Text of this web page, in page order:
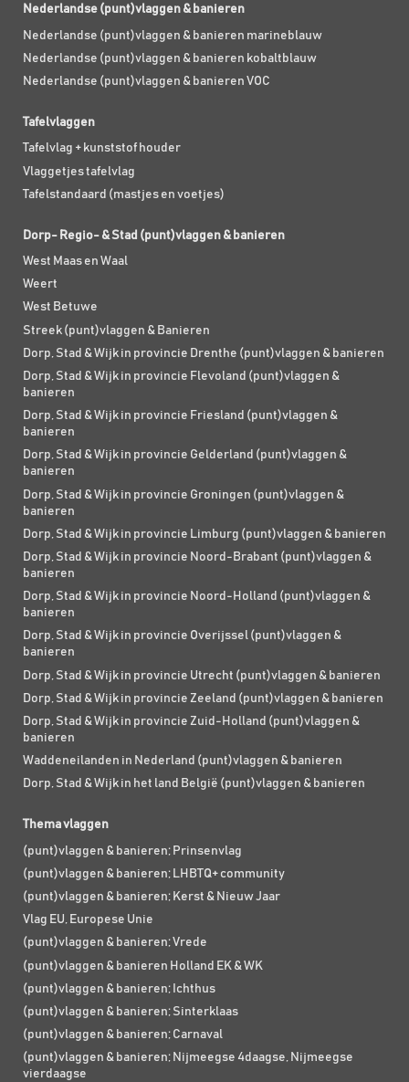
Nederlandse (punt)vlaggen & banieren
Nederlandse (punt)vlaggen & banieren marineblauw
Nederlandse (punt)vlaggen & banieren kobaltblauw
Nederlandse (punt)vlaggen & banieren VOC
Tafelvlaggen
Tafelvlag + kunststof houder
Vlaggetjes tafelvlag
Tafelstandaard (mastjes en voetjes)
Dorp- Regio- & Stad (punt)vlaggen & banieren
West Maas en Waal
Weert
West Betuwe
Streek (punt)vlaggen & Banieren
Dorp, Stad & Wijk in provincie Drenthe (punt)vlaggen & banieren
Dorp, Stad & Wijk in provincie Flevoland (punt)vlaggen &
banieren
Dorp, Stad & Wijk in provincie Friesland (punt)vlaggen &
banieren
Dorp, Stad & Wijk in provincie Gelderland (punt)vlaggen &
banieren
Dorp, Stad & Wijk in provincie Groningen (punt)vlaggen &
banieren
Dorp, Stad & Wijk in provincie Limburg (punt)vlaggen & banieren
Dorp, Stad & Wijk in provincie Noord-Brabant (punt)vlaggen &
banieren
Dorp, Stad & Wijk in provincie Noord-Holland (punt)vlaggen &
banieren
Dorp, Stad & Wijk in provincie Overijssel (punt)vlaggen &
banieren
Dorp, Stad & Wijk in provincie Utrecht (punt)vlaggen & banieren
Dorp, Stad & Wijk in provincie Zeeland (punt)vlaggen & banieren
Dorp, Stad & Wijk in provincie Zuid-Holland (punt)vlaggen &
banieren
Waddeneilanden in Nederland (punt)vlaggen & banieren
Dorp, Stad & Wijk in het land België (punt)vlaggen & banieren
Thema vlaggen
(punt)vlaggen & banieren; Prinsenvlag
(punt)vlaggen & banieren; LHBTQ+ community
(punt)vlaggen & banieren; Kerst & Nieuw Jaar
Vlag EU, Europese Unie
(punt)vlaggen & banieren; Vrede
(punt)vlaggen & banieren Holland EK & WK
(punt)vlaggen & banieren; Ichthus
(punt)vlaggen & banieren; Sinterklaas
(punt)vlaggen & banieren; Carnaval
(punt)vlaggen & banieren; Nijmeegse 4daagse, Nijmeegse
vierdaagse